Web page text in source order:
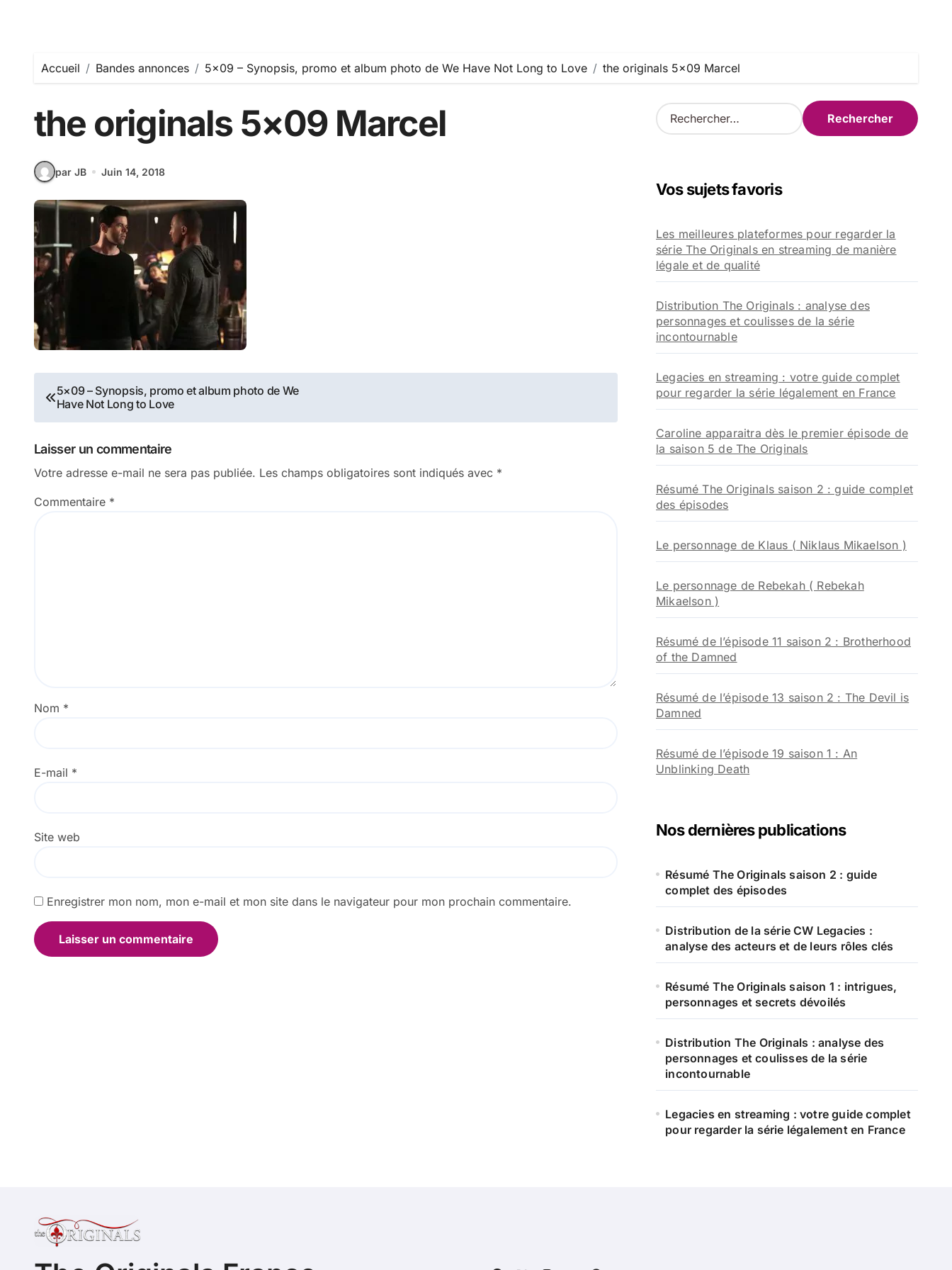
Accueil Bandes annonces 5×09 – Synopsis, promo et album photo de We Have Not Long to Love the originals 5×09 Marcel
the originals 5×09 Marcel
par JB Juin 14, 2018
Navigation
de
l’article
5×09 – Synopsis, promo et album photo de We
Have Not Long to Love
Laisser un commentaire
Votre adresse e-mail ne sera pas publiée. Les champs obligatoires sont indiqués avec *
Commentaire *
Nom *
E-mail *
Site web
Enregistrer mon nom, mon e-mail et mon site dans le navigateur pour mon prochain commentaire.
R
e
r
e
r
:
Vos sujets favoris
Les meilleures plateformes pour regarder la
série The Originals en streaming de manière
légale et de qualité
Distribution The Originals : analyse des
personnages et coulisses de la série
incontournable
Legacies en streaming : votre guide complet
pour regarder la série légalement en France
Caroline apparaitra dès le premier épisode de
la saison 5 de The Originals
Résumé The Originals saison 2 : guide complet
des épisodes
Le personnage de Klaus ( Niklaus Mikaelson )
Le personnage de Rebekah ( Rebekah
Mikaelson )
Résumé de l’épisode 11 saison 2 : Brotherhood
of the Damned
Résumé de l’épisode 13 saison 2 : The Devil is
Damned
Résumé de l’épisode 19 saison 1 : An
Unblinking Death
Nos dernières publications
Résumé The Originals saison 2 : guide
complet des épisodes
Distribution de la série CW Legacies :
analyse des acteurs et de leurs rôles clés
Résumé The Originals saison 1 : intrigues,
personnages et secrets dévoilés
Distribution The Originals : analyse des
personnages et coulisses de la série
incontournable
Legacies en streaming : votre guide complet
pour regarder la série légalement en France